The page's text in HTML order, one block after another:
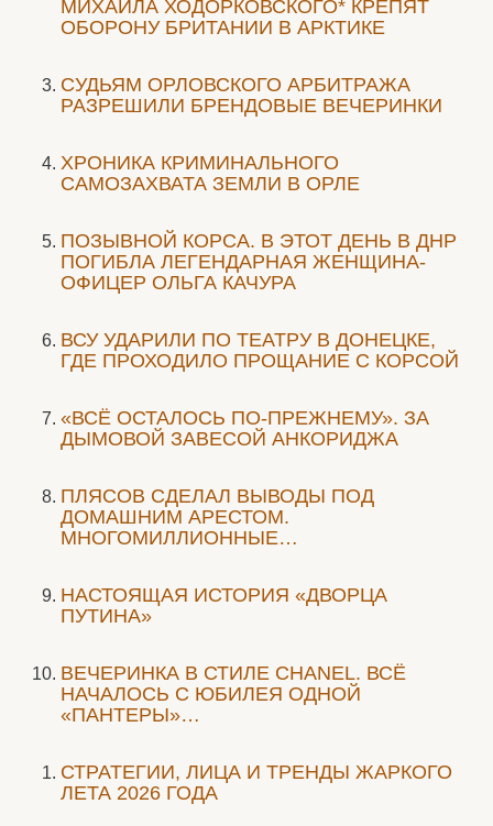
МИХАИЛА ХОДОРКОВСКОГО* КРЕПЯТ
ОБОРОНУ БРИТАНИИ В АРКТИКЕ
CУДЬЯМ ОРЛОВСКОГО АРБИТРАЖА
РАЗРЕШИЛИ БРЕНДОВЫЕ ВЕЧЕРИНКИ
ХРОНИКА КРИМИНАЛЬНОГО
САМОЗАХВАТА ЗЕМЛИ В ОРЛЕ
ПОЗЫВНОЙ КОРСА. В ЭТОТ ДЕНЬ В ДНР
ПОГИБЛА ЛЕГЕНДАРНАЯ ЖЕНЩИНА-
ОФИЦЕР ОЛЬГА КАЧУРА
ВСУ УДАРИЛИ ПО ТЕАТРУ В ДОНЕЦКЕ,
ГДЕ ПРОХОДИЛО ПРОЩАНИЕ С КОРСОЙ
«ВСЁ ОСТАЛОСЬ ПО-ПРЕЖНЕМУ». ЗА
ДЫМОВОЙ ЗАВЕСОЙ АНКОРИДЖА
ПЛЯСОВ СДЕЛАЛ ВЫВОДЫ ПОД
ДОМАШНИМ АРЕСТОМ.
МНОГОМИЛЛИОННЫЕ…
НАСТОЯЩАЯ ИСТОРИЯ «ДВОРЦА
ПУТИНА»
ВЕЧЕРИНКА В СТИЛЕ СHANEL. ВСЁ
НАЧАЛОСЬ С ЮБИЛЕЯ ОДНОЙ
«ПАНТЕРЫ»…
СТРАТЕГИИ, ЛИЦА И ТРЕНДЫ ЖАРКОГО
ЛЕТА 2026 ГОДА